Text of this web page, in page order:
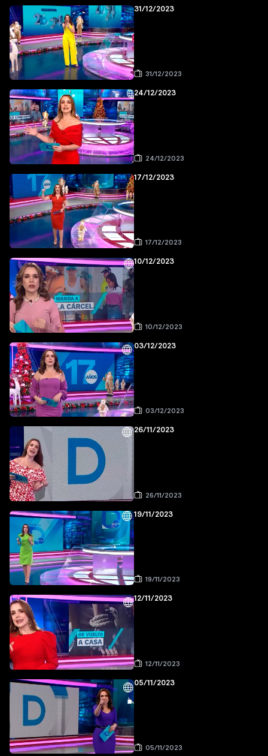
31/12/2023
31/12/2023
24/12/2023
24/12/2023
17/12/2023
17/12/2023
10/12/2023
10/12/2023
03/12/2023
03/12/2023
26/11/2023
26/11/2023
19/11/2023
19/11/2023
12/11/2023
12/11/2023
05/11/2023
05/11/2023